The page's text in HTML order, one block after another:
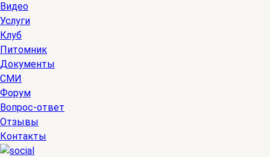
Видео
Услуги
Клуб
Питомник
Документы
СМИ
Форум
Вопрос-ответ
Отзывы
Контакты